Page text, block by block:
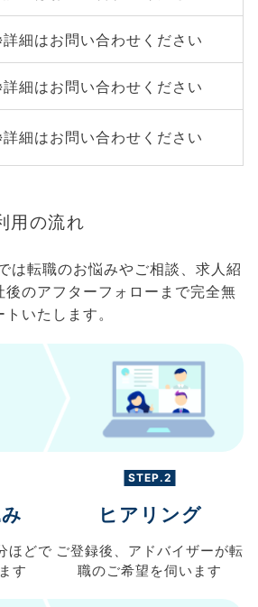
詳細はお問い合わせください
詳細はお問い合わせください
詳細はお問い合わせください
用の流れ
は転職のお悩みやご相談、求人紹
のアフターフォローまで完全無
いたします。
ほどで
す
STEP.2
ヒアリング
ご登録後、 アドバイザーが転
職のご希望を伺います